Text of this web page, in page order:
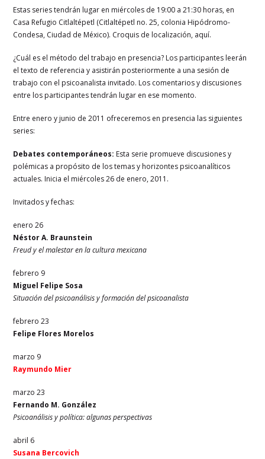
Estas series tendrán lugar en miércoles de 19:00 a 21:30 horas, en
Casa Refugio Citlaltépetl (Citlaltépetl no. 25, colonia Hipódromo-
Condesa, Ciudad de México). Croquis de localización, aquí.
¿Cuál es el método del trabajo en presencia? Los participantes leerán
el texto de referencia y asistirán posteriormente a una sesión de
trabajo con el psicoanalista invitado. Los comentarios y discusiones
entre los participantes tendrán lugar en ese momento.
Entre enero y junio de 2011 ofreceremos en presencia las siguientes
series:
Debates contemporáneos: Esta serie promueve discusiones y
polémicas a propósito de los temas y horizontes psicoanalíticos
actuales. Inicia el miércoles 26 de enero, 2011.
Invitados y fechas:
enero 26
Néstor A. Braunstein
Freud y el malestar en la cultura mexicana
febrero 9
Miguel Felipe Sosa
Situación del psicoanálisis y formación del psicoanalista
febrero 23
Felipe Flores Morelos
marzo 9
Raymundo Mier
marzo 23
Fernando M. González
Psicoanálisis y política: algunas perspectivas
abril 6
Susana Bercovich